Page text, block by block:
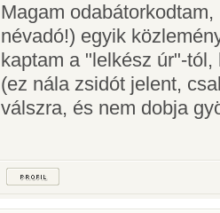
Magam
névadó!) egyik
kaptam a "lelkész úr"-
(ez nála zsidót jelent,
válszra, és nem dobja